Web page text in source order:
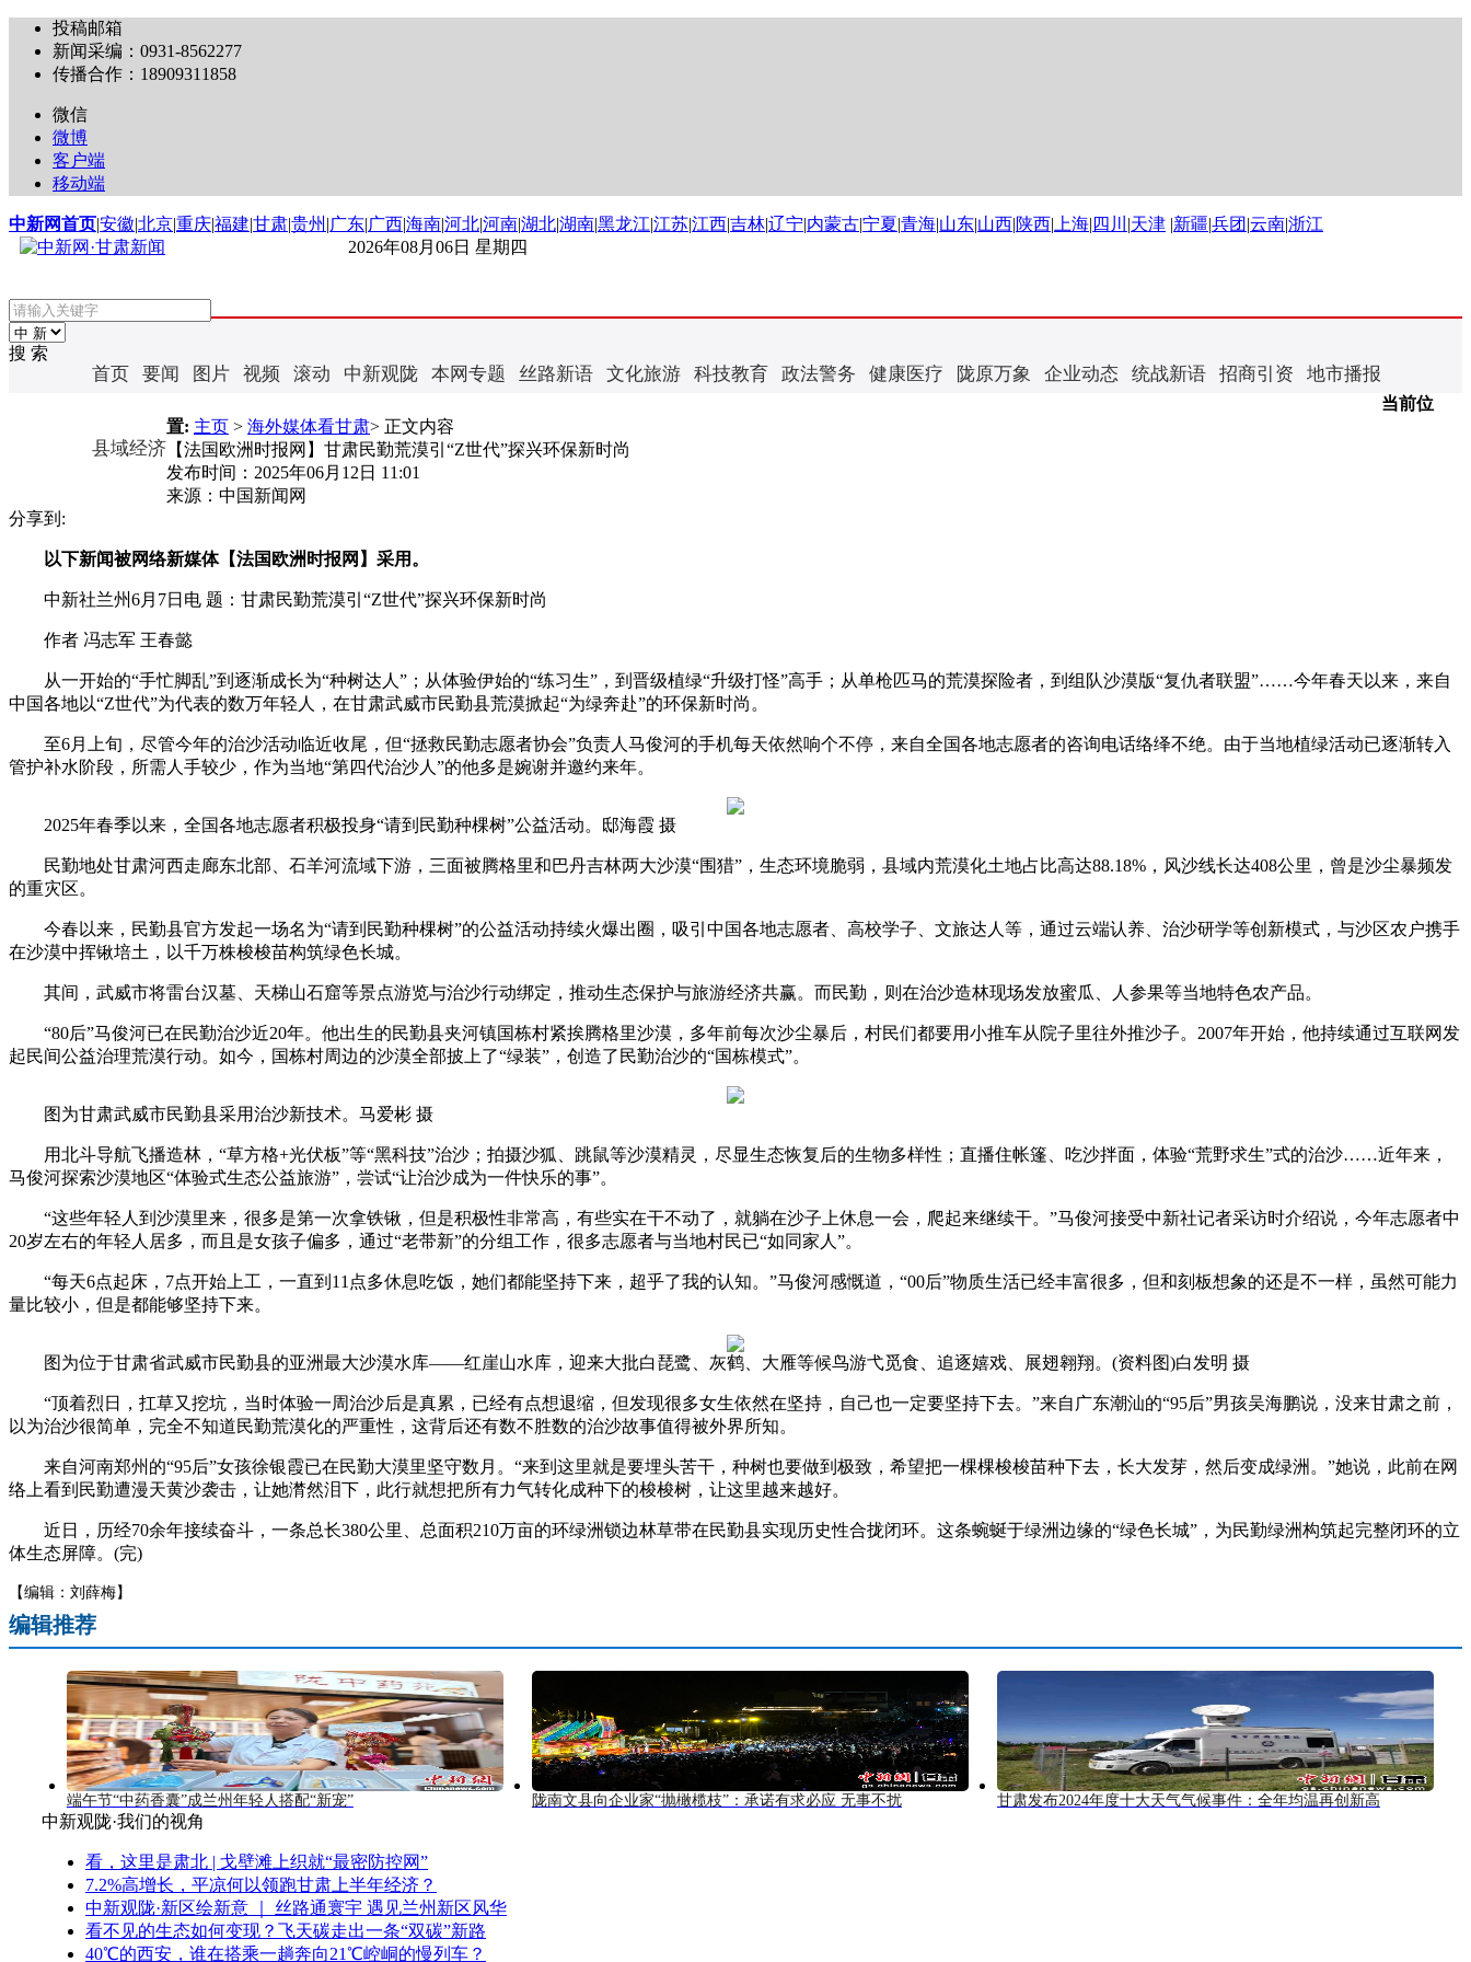
投稿邮箱
新闻采编：0931-8562277
传播合作：18909311858
微信
微博
客户端
移动端
中新网首页|安徽|北京|重庆|福建|甘肃|贵州 |广东|广西|海南|河北|河南|湖北|湖南|黑龙江|江苏|江西|吉林|辽宁|内蒙古|宁夏|青海|山东|山西|陕西| 上海| 四川 |天津 |新疆|兵团 |云南|浙江
2026年08月06日 星期四
搜 索
首页 要闻 图片 视频 滚动 中新观陇 本网专题 丝路新语 文化旅游 科技教育 政法警务 健康医疗 陇原万象 企业动态 统战新语 招商引资 地市播报
县域经济
当前位
置: 主页 > 海外媒体看甘肃> 正文内容
【法国欧洲时报网】甘肃民勤荒漠引“Z世代”探兴环保新时尚
发布时间： 2025年06月12日 11:01
来源： 中国新闻网
分享到:
以下新闻被网络新媒体【法国欧洲时报网】采用。
中新社兰州6月7日电 题：甘肃民勤荒漠引“Z世代”探兴环保新时尚
作者 冯志军 王春懿
从一开始的“手忙脚乱”到逐渐成长为“种树达人”；从体验伊始的“练习生”，到晋级植绿“升级打怪”高手；从单枪匹马的荒漠探险者，到组队沙漠版“复仇者联盟”……今年春天以来，来自
中国各地以“Z世代”为代表的数万年轻人，在甘肃武威市民勤县荒漠掀起“为绿奔赴”的环保新时尚。
至6月上旬，尽管今年的治沙活动临近收尾，但“拯救民勤志愿者协会”负责人马俊河的手机每天依然响个不停，来自全国各地志愿者的咨询电话络绎不绝。由于当地植绿活动已逐渐转入
管护补水阶段，所需人手较少，作为当地“第四代治沙人”的他多是婉谢并邀约来年。
2025年春季以来，全国各地志愿者积极投身“请到民勤种棵树”公益活动。邸海霞 摄
民勤地处甘肃河西走廊东北部、石羊河流域下游，三面被腾格里和巴丹吉林两大沙漠“围猎”，生态环境脆弱，县域内荒漠化土地占比高达88.18%，风沙线长达408公里，曾是沙尘暴频发
的重灾区。
今春以来，民勤县官方发起一场名为“请到民勤种棵树”的公益活动持续火爆出圈，吸引中国各地志愿者、高校学子、文旅达人等，通过云端认养、治沙研学等创新模式，与沙区农户携手
在沙漠中挥锹培土，以千万株梭梭苗构筑绿色长城。
其间，武威市将雷台汉墓、天梯山石窟等景点游览与治沙行动绑定，推动生态保护与旅游经济共赢。而民勤，则在治沙造林现场发放蜜瓜、人参果等当地特色农产品。
“80后”马俊河已在民勤治沙近20年。他出生的民勤县夹河镇国栋村紧挨腾格里沙漠，多年前每次沙尘暴后，村民们都要用小推车从院子里往外推沙子。2007年开始，他持续通过互联网发
起民间公益治理荒漠行动。如今，国栋村周边的沙漠全部披上了“绿装”，创造了民勤治沙的“国栋模式”。
图为甘肃武威市民勤县采用治沙新技术。马爱彬 摄
用北斗导航飞播造林，“草方格+光伏板”等“黑科技”治沙；拍摄沙狐、跳鼠等沙漠精灵，尽显生态恢复后的生物多样性；直播住帐篷、吃沙拌面，体验“荒野求生”式的治沙……近年来，
马俊河探索沙漠地区“体验式生态公益旅游”，尝试“让治沙成为一件快乐的事”。
“这些年轻人到沙漠里来，很多是第一次拿铁锹，但是积极性非常高，有些实在干不动了，就躺在沙子上休息一会，爬起来继续干。”马俊河接受中新社记者采访时介绍说，今年志愿者中
20岁左右的年轻人居多，而且是女孩子偏多，通过“老带新”的分组工作，很多志愿者与当地村民已“如同家人”。
“每天6点起床，7点开始上工，一直到11点多休息吃饭，她们都能坚持下来，超乎了我的认知。”马俊河感慨道，“00后”物质生活已经丰富很多，但和刻板想象的还是不一样，虽然可能力
量比较小，但是都能够坚持下来。
图为位于甘肃省武威市民勤县的亚洲最大沙漠水库——红崖山水库，迎来大批白琵鹭、灰鹤、大雁等候鸟游弋觅食、追逐嬉戏、展翅翱翔。(资料图)白发明 摄
“顶着烈日，扛草又挖坑，当时体验一周治沙后是真累，已经有点想退缩，但发现很多女生依然在坚持，自己也一定要坚持下去。”来自广东潮汕的“95后”男孩吴海鹏说，没来甘肃之前，
以为治沙很简单，完全不知道民勤荒漠化的严重性，这背后还有数不胜数的治沙故事值得被外界所知。
来自河南郑州的“95后”女孩徐银霞已在民勤大漠里坚守数月。“来到这里就是要埋头苦干，种树也要做到极致，希望把一棵棵梭梭苗种下去，长大发芽，然后变成绿洲。”她说，此前在网
络上看到民勤遭漫天黄沙袭击，让她潸然泪下，此行就想把所有力气转化成种下的梭梭树，让这里越来越好。
近日，历经70余年接续奋斗，一条总长380公里、总面积210万亩的环绿洲锁边林草带在民勤县实现历史性合拢闭环。这条蜿蜒于绿洲边缘的“绿色长城”，为民勤绿洲构筑起完整闭环的立
体生态屏障。(完)
【编辑：刘薛梅】
编辑推荐
端午节“中药香囊”成兰州年轻人搭配“新宠” 陇南文县向企业家“抛橄榄枝”：承诺有求必应 无事不扰 甘肃发布2024年度十大天气气候事件：全年均温再创新高
中新观陇·我们的视角
看，这里是肃北 | 戈壁滩上织就“最密防控网”
7.2%高增长，平凉何以领跑甘肃上半年经济？
中新观陇·新区绘新意 ｜ 丝路通寰宇 遇见兰州新区风华
看不见的生态如何变现？飞天碳走出一条“双碳”新路
40℃的西安，谁在搭乘一趟奔向21℃崆峒的慢列车？